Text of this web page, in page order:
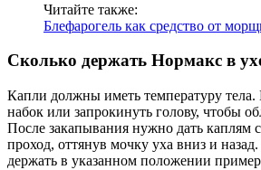
Читайте также:
Блефарогель как средство от
Сколько держать Нормакс в
Капли должны иметь температуру
набок или запрокинуть голову, чтобы
После закапывания нужно дать каплям
проход, оттянув мочку уха вниз и назад.
держать в указанном положении